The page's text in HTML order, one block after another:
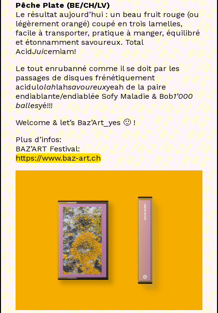
Pêche Plate (BE/CH/LV)
Le résultat aujourd’hui : un beau fruit rouge (ou
légèrement orangé) coupé en trois lamelles,
facile à transporter, pratique à manger, équilibré
et étonnamment savoureux. Total
AcidJuicemiam!
Le tout enrubanné comme il se doit par les
passages de disques frénétiquement
acidulolahlahsavoureuxyeah de la paire
endiablante/endiablée Sofy Maladie & Bob1’000
ballesyé!!!
Welcome & let’s Baz’Art_yes 🙂 !
Plus d’infos:
BAZ’ART Festival:
https://www.baz-art.ch